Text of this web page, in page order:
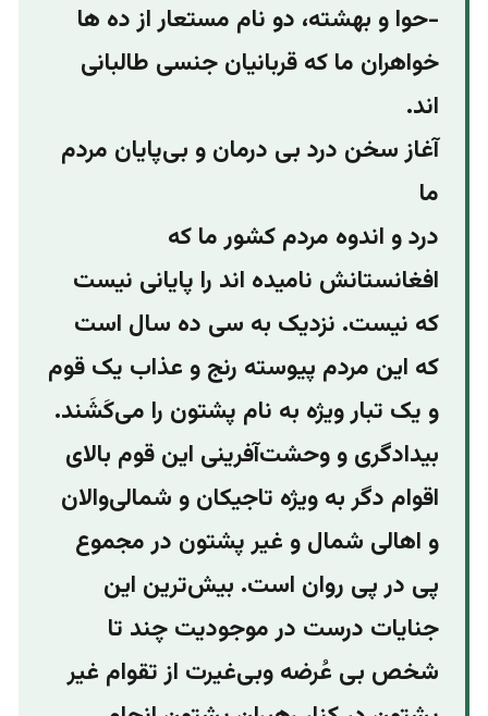
-حوا و بهشته،‌ دو نام مستعار از ده ها
خواهران ما که قربانیان جنسی طالبانی
اند.
آغاز سخن درد بی درمان و بی‌پایان مردم
ما
درد و اندوه مردم کشور ما که
افغانستانش نامیده اند را پایانی نیست
که نیست. نزدیک به سی ده سال است
که این مردم پیوسته رنج و عذاب یک قوم
و یک تبار ویژه به نام پشتون را می‌کَشَند.
بیداد‌گری و وحشت‌آفرینی این قوم بالای
اقوام دگر به ویژه تاجیکان و شمالی‌والان
و اهالی شمال و غیر پشتون در مجموع
پی در پی روان است. بیش‌ترین این
جنایات درست در موجودیت چند تا
شخص بی‌ عُرضه و‌بی‌غیرت از تقوام غیر